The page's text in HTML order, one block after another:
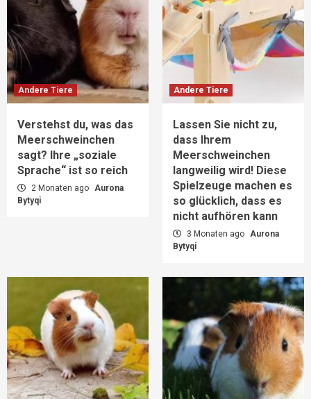
Andere Tiere
Verstehst du, was das
Meerschweinchen
sagt? Ihre „soziale
Sprache“ ist so reich
2 Monaten ago Aurona
Bytyqi
Andere Tiere
Lassen Sie nicht zu,
dass Ihrem
Meerschweinchen
langweilig wird! Diese
Spielzeuge machen es
so glücklich, dass es
nicht aufhören kann
3 Monaten ago Aurona
Bytyqi